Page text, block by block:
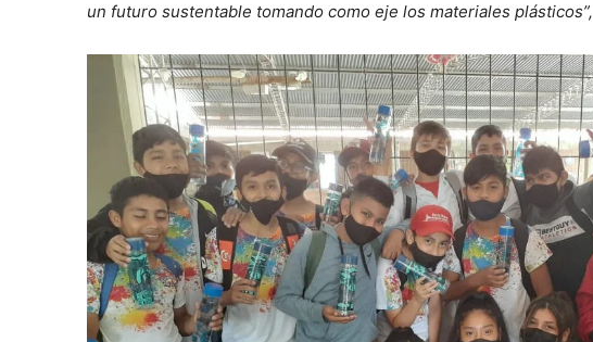
un futuro sustentable tomando como eje los materiales plásticos”,